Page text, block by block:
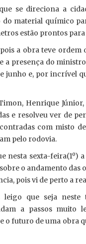
se direciona a
material químico
estão prontos
a obra teve
a presença do
junho e, por incrível
Henrique
e resolveu ver de
com misto
pelo rodovia.
nesta sexta-feira(1º)
o andamento das
pois vi de perto a
leigo que seja
a passos muito
o futuro de uma obra